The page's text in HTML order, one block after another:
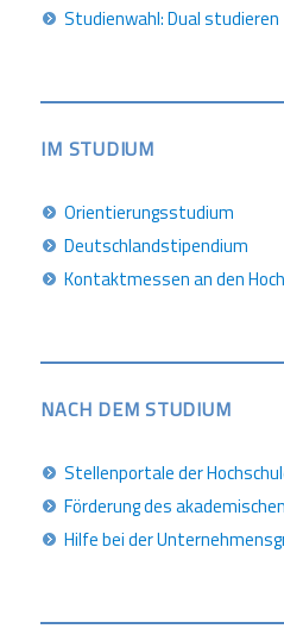
Studienwahl: Dual studieren
IM STUDIUM
Orientierungsstudium
Deutschlandstipendium
Kontaktmessen an den
NACH DEM STUDIUM
Stellenportale der
Förderung des
Hilfe bei der